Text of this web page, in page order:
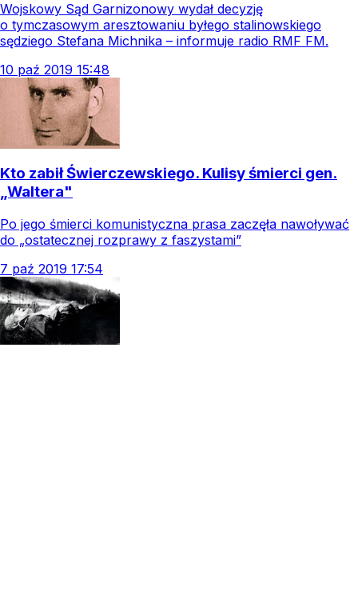
Wojskowy Sąd Garnizonowy wydał decyzję
o tymczasowym aresztowaniu byłego stalinowskiego
sędziego Stefana Michnika – informuje radio RMF FM.
10 paź 2019 15:48
Kto zabił Świerczewskiego. Kulisy śmierci gen.
„Waltera"
Po jego śmierci komunistyczna prasa zaczęła nawoływać
do „ostatecznej rozprawy z faszystami”
7 paź 2019 17:54